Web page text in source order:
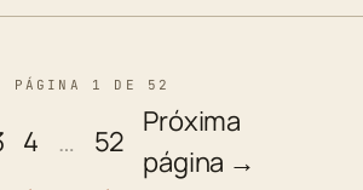
PÁGINA 1 DE 52
4 … 52
Próxima
página →